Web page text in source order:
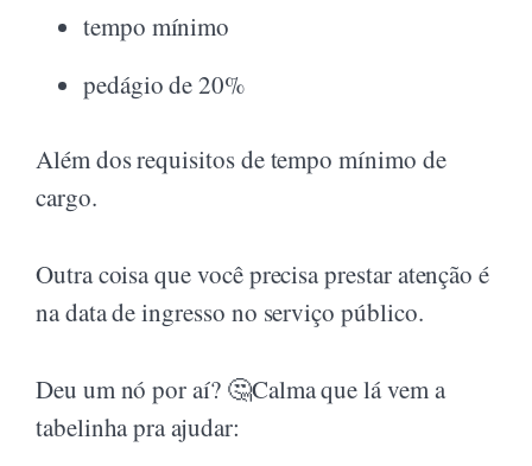
tempo mínimo
pedágio de 20%
Além dos requisitos de tempo mínimo de
cargo.
Outra coisa que você precisa prestar atenção é
na data de ingresso no serviço público.
Deu um nó por aí? 🤔Calma que lá vem a
tabelinha pra ajudar: